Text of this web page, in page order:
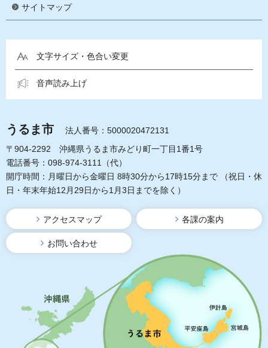
サイトマップ
文字サイズ・色合い変更
音声読み上げ
うるま市
法人番号：5000020472131
〒904-2292 沖縄県うるま市みどり町一丁目1番1号
電話番号：098-974-3111（代）
開庁時間：月曜日から金曜日 8時30分から17時15分まで
（祝日・休
日・年末年始12月29日から1月3日までを除く）
アクセスマップ 各課の案内
お問い合わせ